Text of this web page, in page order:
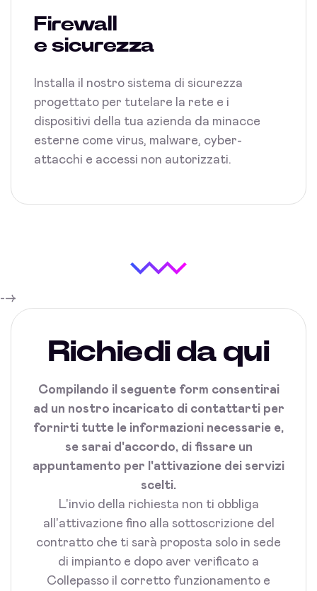
Firewall
e sicurezza
Installa il nostro sistema di sicurezza
progettato per tutelare la rete e i
dispositivi della tua azienda da minacce
esterne come virus, malware, cyber-
attacchi e accessi non autorizzati.
-->
Richiedi da qui
Compilando il seguente form consentirai
ad un nostro incaricato di contattarti per
fornirti tutte le informazioni necessarie e,
se sarai d'accordo, di fissare un
appuntamento per l'attivazione dei servizi
scelti.
L'invio della richiesta non ti obbliga
all'attivazione fino alla sottoscrizione del
contratto che ti sarà proposta solo in sede
di impianto e dopo aver verificato a
Collepasso il corretto funzionamento e